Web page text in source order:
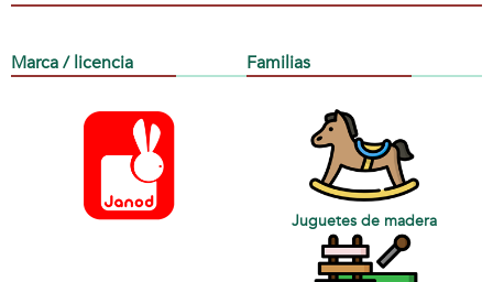
Marca / licencia Familias
Juguetes de madera